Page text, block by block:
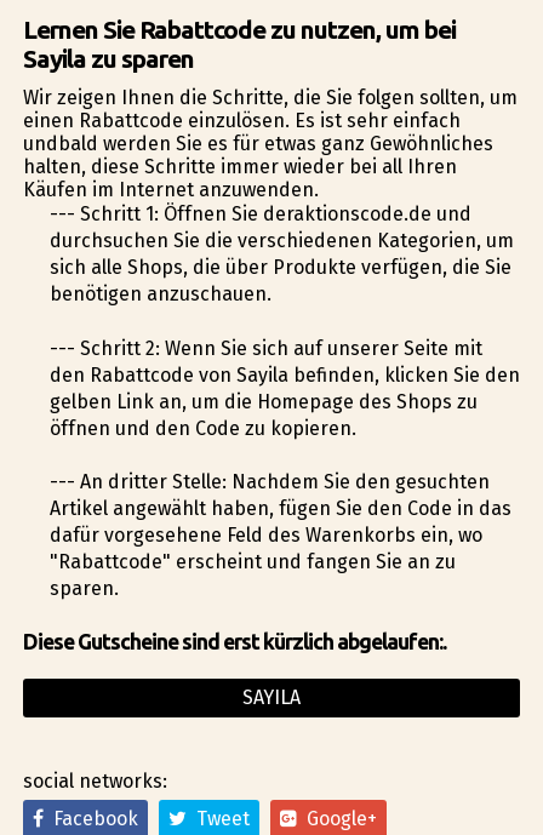
Lernen Sie Rabattcode zu nutzen, um bei
Sayila zu sparen
Wir zeigen Ihnen die Schritte, die Sie folgen sollten, um
einen Rabattcode einzulösen. Es ist sehr einfach
undbald werden Sie es für etwas ganz Gewöhnliches
halten, diese Schritte immer wieder bei all Ihren
Käufen im Internet anzuwenden.
--- Schritt 1: Öffnen Sie deraktionscode.de und
durchsuchen Sie die verschiedenen Kategorien, um
sich alle Shops, die über Produkte verfügen, die Sie
benötigen anzuschauen.
--- Schritt 2: Wenn Sie sich auf unserer Seite mit
den Rabattcode von Sayila befinden, klicken Sie den
gelben Link an, um die Homepage des Shops zu
öffnen und den Code zu kopieren.
--- An dritter Stelle: Nachdem Sie den gesuchten
Artikel angewählt haben, fügen Sie den Code in das
dafür vorgesehene Feld des Warenkorbs ein, wo
"Rabattcode" erscheint und fangen Sie an zu
sparen.
Diese Gutscheine sind erst kürzlich abgelaufen:.
SAYILA
social networks:
Facebook
Tweet Google+